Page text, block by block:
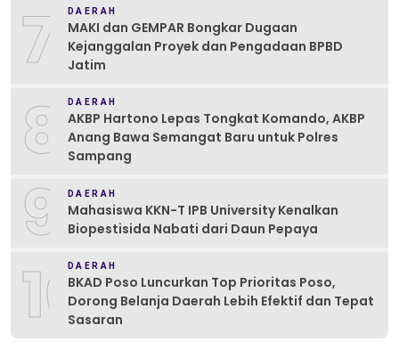
7 DAERAH
MAKI dan GEMPAR Bongkar Dugaan
Kejanggalan Proyek dan Pengadaan BPBD
Jatim
8 DAERAH
AKBP Hartono Lepas Tongkat Komando, AKBP
Anang Bawa Semangat Baru untuk Polres
Sampang
9 DAERAH
Mahasiswa KKN-T IPB University Kenalkan
Biopestisida Nabati dari Daun Pepaya
10DAERAH
BKAD Poso Luncurkan Top Prioritas Poso,
Dorong Belanja Daerah Lebih Efektif dan Tepat
Sasaran